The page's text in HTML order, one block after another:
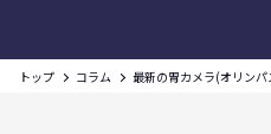
トップ コラム 最新の胃カメラ(オリン